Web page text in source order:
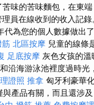
味的苦味麵包，在東端
員在線收到的收入記錄
代為您的個人數據做出
筋 北區按摩 兒童的線條
足底按摩 灰色女孩的溫
沿海游泳池裡度過時光，
證照 推拿 匈牙利豪華
產品有關，而且還涉及